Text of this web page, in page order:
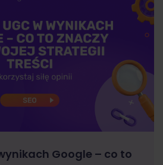
Google – co to